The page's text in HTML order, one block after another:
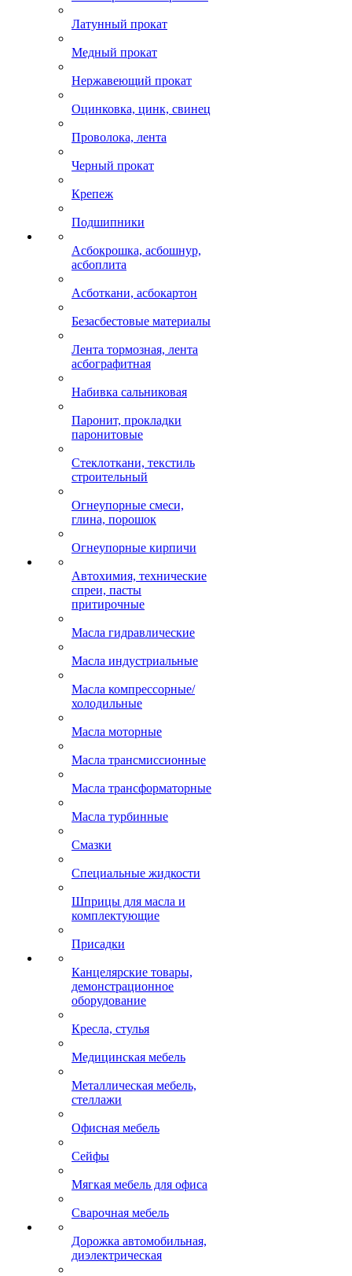
Латунный прокат
Медный прокат
Нержавеющий прокат
Оцинковка, цинк, свинец
Проволока, лента
Черный прокат
Крепеж
Подшипники
Асбокрошка, асбошнур,
асбоплита
Асботкани, асбокартон
Безасбестовые материалы
Лента тормозная, лента
асбографитная
Набивка сальниковая
Паронит, прокладки
паронитовые
Стеклоткани, текстиль
строительный
Огнеупорные смеси,
глина, порошок
Огнеупорные кирпичи
Автохимия, технические
спреи, пасты
притирочные
Масла гидравлические
Масла индустриальные
Масла компрессорные/
холодильные
Масла моторные
Масла трансмиссионные
Масла трансформаторные
Масла турбинные
Смазки
Специальные жидкости
Шприцы для масла и
комплектующие
Присадки
Канцелярские товары,
демонстрационное
оборудование
Кресла, стулья
Медицинская мебель
Металлическая мебель,
стеллажи
Офисная мебель
Сейфы
Мягкая мебель для офиса
Сварочная мебель
Дорожка автомобильная,
диэлектрическая